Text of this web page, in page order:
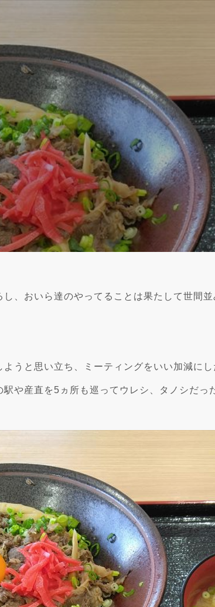
、おいら達のやってることは果たして世間
うと思い立ち、ミーティングをいい加減に
や産直を5ヵ所も巡ってウレシ、タノシだっ